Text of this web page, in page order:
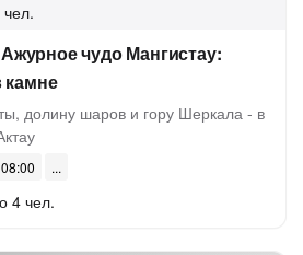
Ажурное чудо Мангистау:
камне
долину шаров и гору Шеркала - в
4 чел.